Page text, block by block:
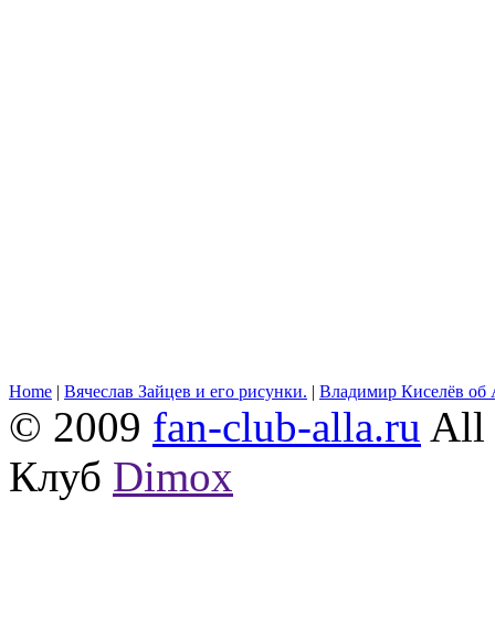
Home | Вячеслав Зайцев и его рисунки. | Владимир Киселёв об
© 2009 fan-club-alla.ru All
Клуб Dimox